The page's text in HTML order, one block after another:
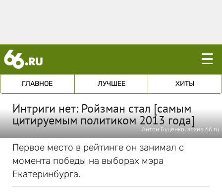
☰
ГЛАВНОЕ ЛУЧШЕЕ ХИТЫ
Интриги нет: Ройзман стал [самым
цитируемым политиком 2013 года]
Антон Буценко; архив 66.ru
Первое место в рейтинге он занимал с
момента победы на выборах мэра
Екатеринбурга.